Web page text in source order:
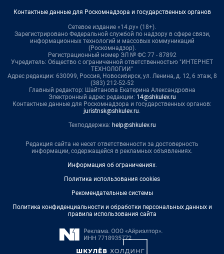
Контактные данные для Роскомнадзора и государственных органов
Сетевое издание «14.ру» (18+).
Зарегистрировано Федеральной службой по надзору в сфере связи,
информационных технологий и массовых коммуникаций
(Роскомнадзор).
Регистрационный номер ЭЛ № ФС 77 - 87892
Учредитель: Общество с ограниченной ответственностью "ИНТЕРНЕТ
ТЕХНОЛОГИИ"
Адрес редакции: 630099, Россия, Новосибирск, ул. Ленина, д. 12, 6 этаж, 8
(383) 212-52-52
Главный редактор: Шайтанова Екатерина Александровна
Электронный адрес редакции: 14@shkulev.ru
Контактные данные для Роскомнадзора и государственных органов:
juristnsk@shkulev.ru.
Техподдержка: help@shkulev.ru
Редакция сайта не несет ответственности за достоверность
информации, содержащейся в рекламных объявлениях.
Информация об ограничениях.
Политика использования cookies
Рекомендательные системы
Политика конфиденциальности и обработки персональных данных и
правила использования сайта